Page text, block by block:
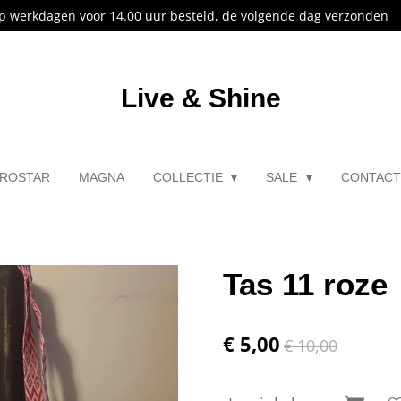
werkdagen voor 14.00 uur besteld, de volgende dag verzonden
Live & Shine
MAGNA COLLECTIE SALE
Tas 11 roze
€ 5,00 € 10,00